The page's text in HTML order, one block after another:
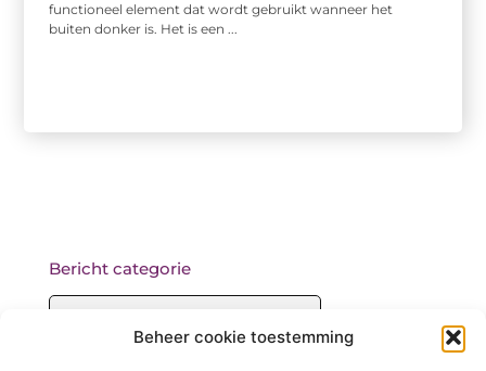
Beheer cookie toestemming
functioneel element dat wordt gebruikt wanneer het
buiten donker is. Het is een ...
Bericht categorie